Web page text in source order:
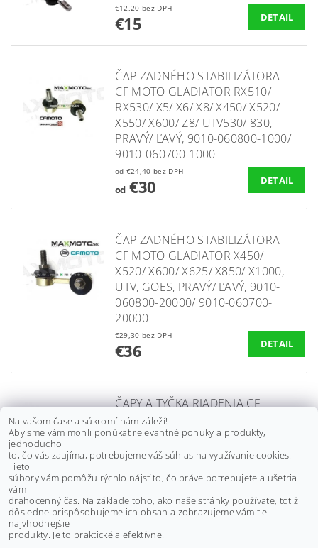
€12,20 bez DPH
€15 DETAIL
ČAP ZADNÉHO STABILIZÁTORA
CF MOTO GLADIATOR RX510/
RX530/ X5/ X6/ X8/ X450/ X520/
X550/ X600/ Z8/ UTV530/ 830,
PRAVÝ/ ĽAVÝ, 9010-060800-1000/
9010-060700-1000
od €24,40 bez DPH
od€30 DETAIL
ČAP ZADNÉHO STABILIZÁTORA
CF MOTO GLADIATOR X450/
X520/ X600/ X625/ X850/ X1000,
UTV, GOES, PRAVÝ/ ĽAVÝ, 9010-
060800-20000/ 9010-060700-
20000
€29,30 bez DPH
€36 DETAIL
ČAPY A TYČKA RIADENIA CF
MOTO GLADIATOR RX510/
RX530/ X5/ X6/ X8/ X550/ X600,
9010-100530, 9010-100530-1000,
9010-100530-20000
€48,80 bez DPH
€60
ĎALŠIE PRODUKTY
Na vašom čase a súkromí nám záleží!
Aby sme vám mohli ponúkať relevantné ponuky a produkty,
jednoducho
to, čo vás zaujíma, potrebujeme váš súhlas na využívanie cookies.
Tieto
súbory vám pomôžu rýchlo nájsť to, čo práve potrebujete a ušetria
vám
drahocenný čas. Na základe toho, ako naše stránky používate, totiž
dôsledne prispôsobujeme ich obsah a zobrazujeme vám tie
najvhodnejšie
produkty. Je to praktické a efektívne!